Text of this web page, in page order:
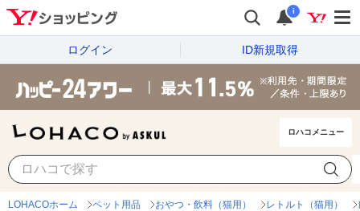
i
ログイン ID新規取得
ロハコメニュー
LOHACOホーム ペット用品 おやつ・飲料（猫用） レトルト（猫用）